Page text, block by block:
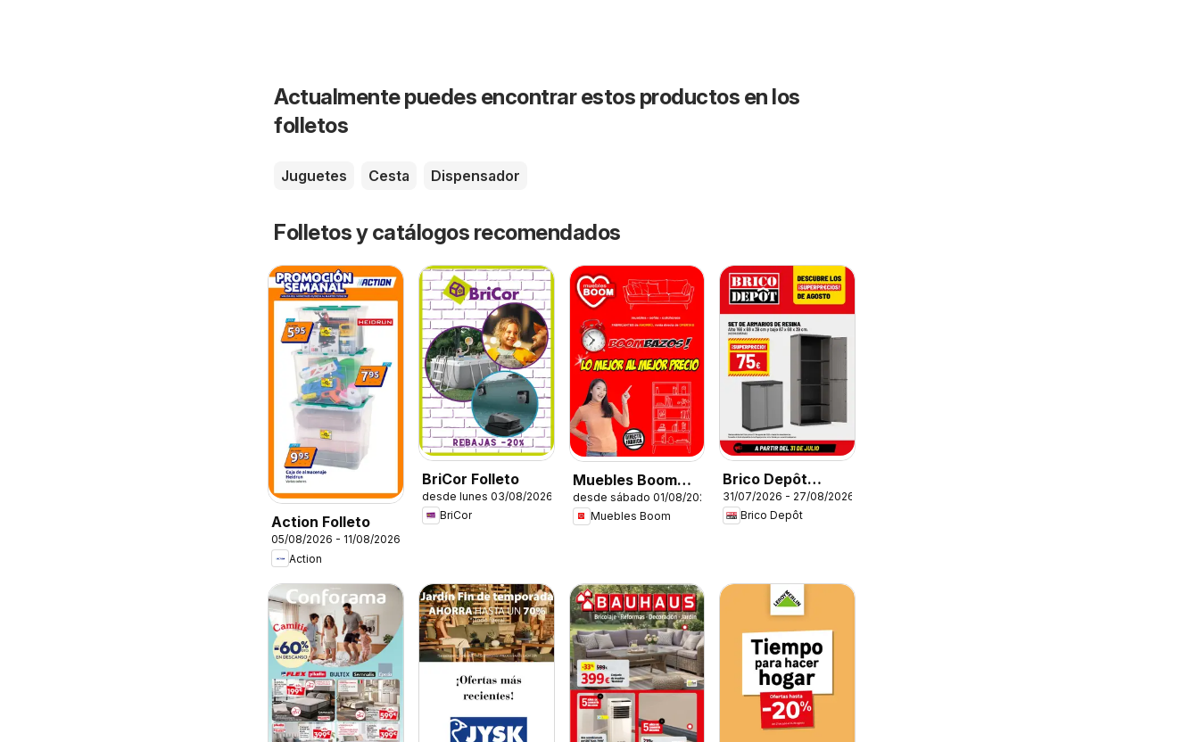
Actualmente puedes encontrar estos productos en los
folletos
Juguetes Cesta Dispensador
Folletos y catálogos recomendados
Action Folleto
05/08/2026 - 11/08/2026
Action
BriCor Folleto
desde lunes 03/08/2026
BriCor
Muebles Boom
Folleto
desde sábado 01/08/2026
Muebles Boom
Brico Depôt
Folleto
31/07/2026 - 27/08/2026
Brico Depôt